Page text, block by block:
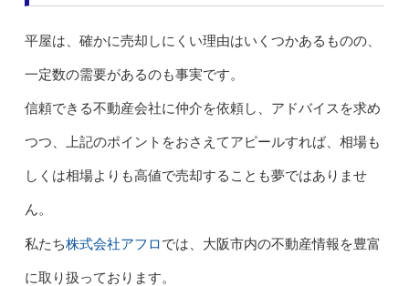
平屋は、確かに売却しにくい理由はいくつかあるものの、
一定数の需要があるのも事実です。
信頼できる不動産会社に仲介を依頼し、アドバイスを求め
つつ、上記のポイントをおさえてアピールすれば、相場も
しくは相場よりも高値で売却することも夢ではありませ
ん。
私たち株式会社アフロでは、大阪市内の不動産情報を豊富
に取り扱っております。